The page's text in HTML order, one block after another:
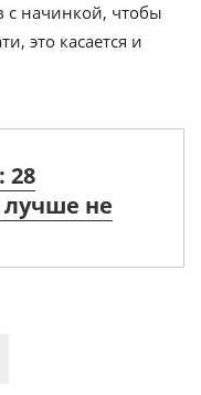
с начинкой, чтобы
это касается и
28
лучше не